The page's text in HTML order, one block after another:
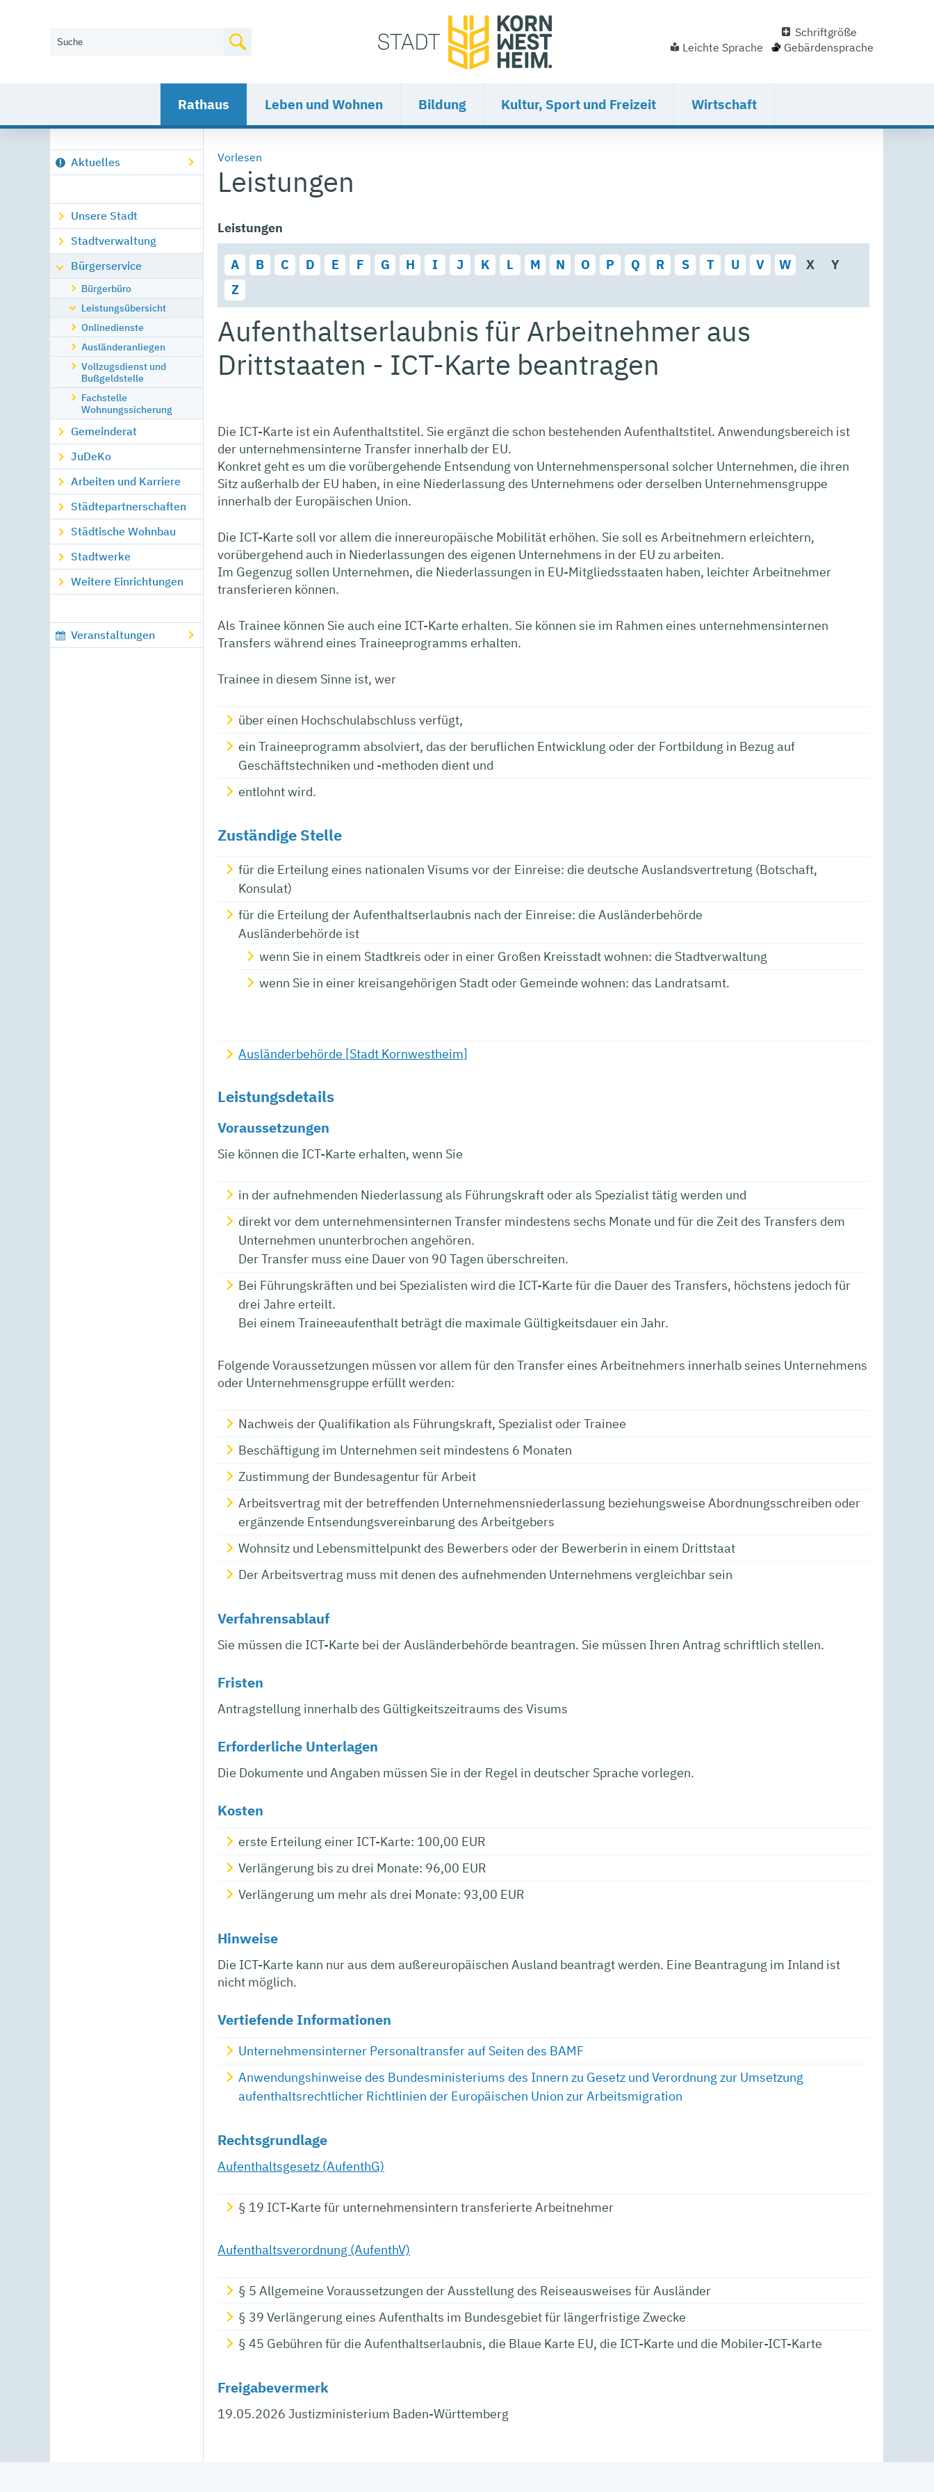
Schriftgröße
Leichte Sprache
Gebärdensprache
Rathaus Leben und Wohnen Bildung Kultur, Sport und Freizeit Wirtschaft
Aktuelles
Unsere Stadt
Stadtverwaltung
Bürgerservice
Bürgerbüro
Leistungsübersicht
Onlinedienste
Ausländeranliegen
Vollzugsdienst und
Bußgeldstelle
Fachstelle
Wohnungssicherung
Gemeinderat
JuDeKo
Arbeiten und Karriere
Städtepartnerschaften
Städtische Wohnbau
Stadtwerke
Weitere Einrichtungen
Veranstaltungen
Vorlesen
Leistungen
Leistungen
A B C D E F G H I J K L M N O P Q R S T U V W X
Y
Z
Aufenthaltserlaubnis für Arbeitnehmer aus
Drittstaaten - ICT-Karte beantragen
Die ICT-Karte ist ein Aufenthaltstitel. Sie ergänzt die schon bestehenden Aufenthaltstitel. Anwendungsbereich ist
der unternehmensinterne Transfer innerhalb der EU.
Konkret geht es um die vorübergehende Entsendung von Unternehmenspersonal solcher Unternehmen, die ihren
Sitz außerhalb der EU haben, in eine Niederlassung des Unternehmens oder derselben Unternehmensgruppe
innerhalb der Europäischen Union.
Die ICT-Karte soll vor allem die innereuropäische Mobilität erhöhen. Sie soll es Arbeitnehmern erleichtern,
vorübergehend auch in Niederlassungen des eigenen Unternehmens in der EU zu arbeiten.
Im Gegenzug sollen Unternehmen, die Niederlassungen in EU-Mitgliedsstaaten haben, leichter Arbeitnehmer
transferieren können.
Als Trainee können Sie auch eine ICT-Karte erhalten. Sie können sie im Rahmen eines unternehmensinternen
Transfers während eines Traineeprogramms erhalten.
Trainee in diesem Sinne ist, wer
über einen Hochschulabschluss verfügt,
ein Traineeprogramm absolviert, das der beruflichen Entwicklung oder der Fortbildung in Bezug auf
Geschäftstechniken und -methoden dient und
entlohnt wird.
Zuständige Stelle
für die Erteilung eines nationalen Visums vor der Einreise: die deutsche Auslandsvertretung (Botschaft,
Konsulat)
für die Erteilung der Aufenthaltserlaubnis nach der Einreise: die Ausländerbehörde
Ausländerbehörde ist
wenn Sie in einem Stadtkreis oder in einer Großen Kreisstadt wohnen: die Stadtverwaltung
wenn Sie in einer kreisangehörigen Stadt oder Gemeinde wohnen: das Landratsamt.
Ausländerbehörde [Stadt Kornwestheim]
Leistungsdetails
Voraussetzungen
Sie können die ICT-Karte erhalten, wenn Sie
in der aufnehmenden Niederlassung als Führungskraft oder als Spezialist tätig werden und
direkt vor dem unternehmensinternen Transfer mindestens sechs Monate und für die Zeit des Transfers dem
Unternehmen ununterbrochen angehören.
Der Transfer muss eine Dauer von 90 Tagen überschreiten.
Bei Führungskräften und bei Spezialisten wird die ICT-Karte für die Dauer des Transfers, höchstens jedoch für
drei Jahre erteilt.
Bei einem Traineeaufenthalt beträgt die maximale Gültigkeitsdauer ein Jahr.
Folgende Voraussetzungen müssen vor allem für den Transfer eines Arbeitnehmers innerhalb seines Unternehmens
oder Unternehmensgruppe erfüllt werden:
Nachweis der Qualifikation als Führungskraft, Spezialist oder Trainee
Beschäftigung im Unternehmen seit mindestens 6 Monaten
Zustimmung der Bundesagentur für Arbeit
Arbeitsvertrag mit der betreffenden Unternehmensniederlassung beziehungsweise Abordnungsschreiben oder
ergänzende Entsendungsvereinbarung des Arbeitgebers
Wohnsitz und Lebensmittelpunkt des Bewerbers oder der Bewerberin in einem Drittstaat
Der Arbeitsvertrag muss mit denen des aufnehmenden Unternehmens vergleichbar sein
Verfahrensablauf
Sie müssen die ICT-Karte bei der Ausländerbehörde beantragen. Sie müssen Ihren Antrag schriftlich stellen.
Fristen
Antragstellung innerhalb des Gültigkeitszeitraums des Visums
Erforderliche Unterlagen
Die Dokumente und Angaben müssen Sie in der Regel in deutscher Sprache vorlegen.
Kosten
erste Erteilung einer ICT-Karte: 100,00 EUR
Verlängerung bis zu drei Monate: 96,00 EUR
Verlängerung um mehr als drei Monate: 93,00 EUR
Hinweise
Die ICT-Karte kann nur aus dem außereuropäischen Ausland beantragt werden. Eine Beantragung im Inland ist
nicht möglich.
Vertiefende Informationen
Unternehmensinterner Personaltransfer auf Seiten des BAMF
Anwendungshinweise des Bundesministeriums des Innern zu Gesetz und Verordnung zur Umsetzung
aufenthaltsrechtlicher Richtlinien der Europäischen Union zur Arbeitsmigration
Rechtsgrundlage
Aufenthaltsgesetz (AufenthG)
§ 19 ICT-Karte für unternehmensintern transferierte Arbeitnehmer
Aufenthaltsverordnung (AufenthV)
§ 5 Allgemeine Voraussetzungen der Ausstellung des Reiseausweises für Ausländer
§ 39 Verlängerung eines Aufenthalts im Bundesgebiet für längerfristige Zwecke
§ 45 Gebühren für die Aufenthaltserlaubnis, die Blaue Karte EU, die ICT-Karte und die Mobiler-ICT-Karte
Freigabevermerk
19.05.2026 Justizministerium Baden-Württemberg